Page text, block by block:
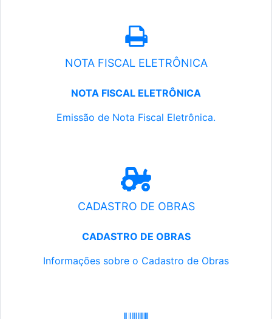
NOTA FISCAL ELETRÔNICA
NOTA FISCAL ELETRÔNICA
Emissão de Nota Fiscal Eletrônica.
CADASTRO DE OBRAS
CADASTRO DE OBRAS
Informações sobre o Cadastro de Obras